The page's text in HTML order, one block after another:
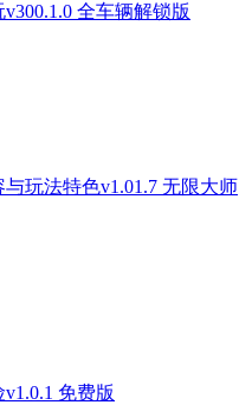
全车辆解锁版
玩法特色v1.01.7 无限大师
免费版